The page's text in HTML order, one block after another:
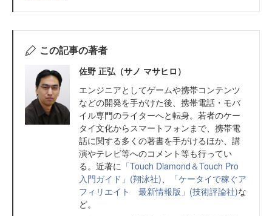
この記事の著者
佐野 正弘（サノ マサヒロ）
エンジニアとしてゲームや携帯コンテンツ
などの開発を手がけた後、携帯電話・モバ
イル専門のライターへと転身。若者のケー
タイ文化からスマートフォンまで、携帯電
話に関する多くの著書を手がけるほか、講
演やテレビ等へのコメント等も行ってい
る。近著に 「Touch Diamond＆Touch Pro
入門ガイド」(翔泳社)、
「ケータイで稼ぐア
フィリエイト 最新情報版」(技術評論社)な
ど。